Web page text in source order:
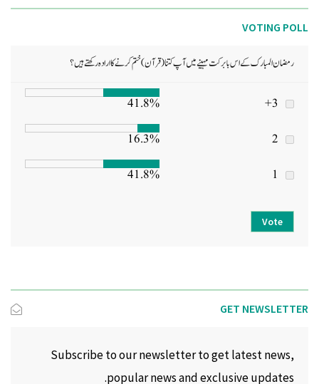
VOTING POLL
رمضان المبارک کے اس بابرکت مہینے میں آپ کتنا (قرآن) ختم کرنے کا ارادہ رکھتے ہیں؟
3+
41.8%
2
16.3%
1
41.8%
Vote
GET NEWSLETTER
Subscribe to our newsletter to get latest news,
popular news and exclusive updates.